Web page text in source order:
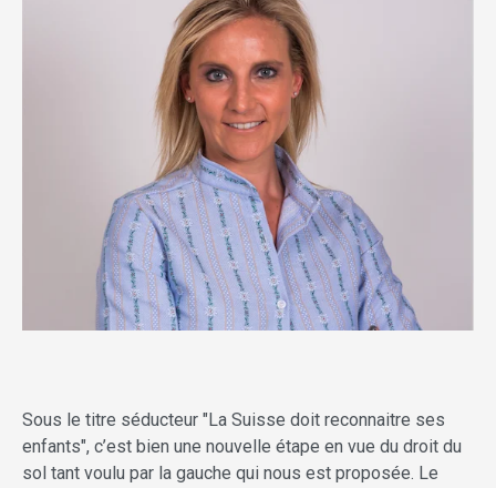
Sous le titre séducteur "La Suisse doit reconnaitre ses
enfants", c’est bien une nouvelle étape en vue du droit du
sol tant voulu par la gauche qui nous est proposée. Le